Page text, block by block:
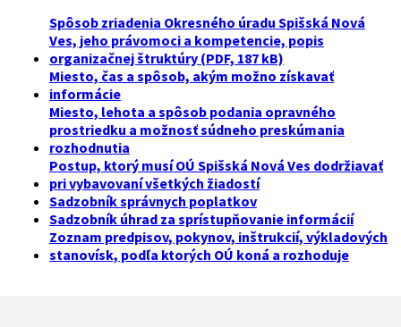
Spôsob zriadenia Okresného úradu Spišská Nová
Ves, jeho právomoci a kompetencie, popis
organizačnej štruktúry (PDF, 187 kB)
Miesto, čas a spôsob, akým možno získavať
informácie
Miesto, lehota a spôsob podania opravného
prostriedku a možnosť súdneho preskúmania
rozhodnutia
Postup, ktorý musí OÚ Spišská Nová Ves dodržiavať
pri vybavovaní všetkých žiadostí
Sadzobník správnych poplatkov
Sadzobník úhrad za sprístupňovanie informácií
Zoznam predpisov, pokynov, inštrukcií, výkladových
stanovísk, podľa ktorých OÚ koná a rozhoduje